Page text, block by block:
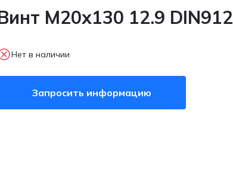
M20x130 12.9 DIN912
Нет в наличии
Запросить информацию